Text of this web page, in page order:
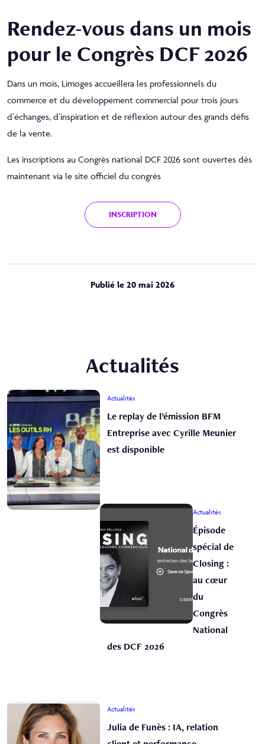
Rendez-vous dans un mois
pour le Congrès DCF 2026
Dans un mois, Limoges accueillera les professionnels du
commerce et du développement commercial pour trois jours
d’échanges, d’inspiration et de réflexion autour des grands défis
de la vente.
Les inscriptions au Congrès national DCF 2026 sont ouvertes dès
maintenant via le site officiel du congrès
INSCRIPTION
Publié le 20 mai 2026
Actualités
Actualités
Le replay de l’émission BFM
Entreprise avec Cyrille Meunier
est disponible
Actualités
Épisode
spécial de
Closing :
au cœur
du
Congrès
National
des DCF 2026
Actualités
Julia de Funès : IA, relation